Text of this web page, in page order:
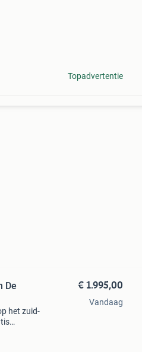
Topadvertentie
De
het zuid-
€ 1.995,00
Vandaag